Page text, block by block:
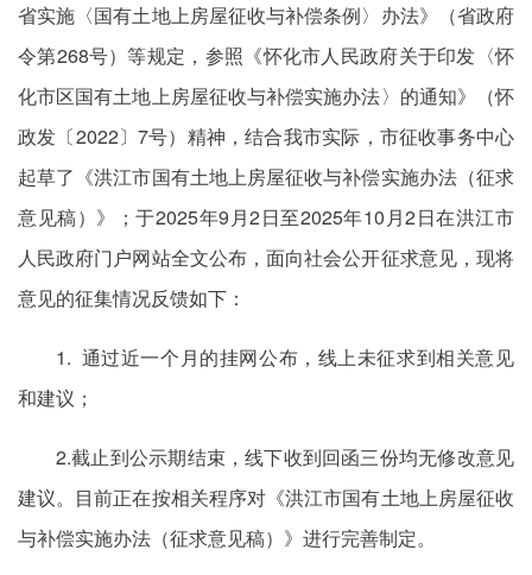
省实施〈国有土地上房屋征收与补偿条例〉办法》（省政府
令第268号）等规定，参照《怀化市人民政府关于印发〈怀
化市区国有土地上房屋征收与补偿实施办法〉的通知》（怀
政发〔2022〕7号）精神，结合我市实际，市征收事务中心
起草了《洪江市国有土地上房屋征收与补偿实施办法（征求
意见稿）》；于2025年9月2日至2025年10月2日在洪江市
人民政府门户网站全文公布，面向社会公开征求意见，现将
意见的征集情况反馈如下：
1. 通过近一个月的挂网公布，线上未征求到相关意见
和建议；
2.截止到公示期结束，线下收到回函三份均无修改意见
建议。目前正在按相关程序对《洪江市国有土地上房屋征收
与补偿实施办法（征求意见稿）》进行完善制定。